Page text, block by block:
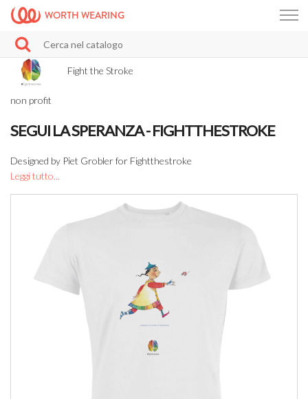
WORTH WEARING
Fight the Stroke
non profit
SEGUI LA SPERANZA - FIGHTTHESTROKE
Designed by Piet Grobler for Fightthestroke
Leggi tutto...